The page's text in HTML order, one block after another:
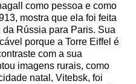
como pessoa e como
mostra que ela foi feita
Rússia para Paris. Sua
porque a Torre Eiffel é
com a sua
imagens rurais, como
natal, Vitebsk, foi